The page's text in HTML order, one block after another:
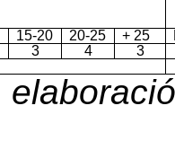
15-20 20-25 + 25
3 4
3